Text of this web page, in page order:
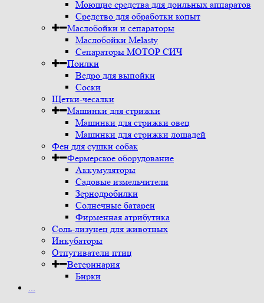
Моющие средства для доильных аппаратов
Средство для обработки копыт
Маслобойки и сепараторы
Маслобойки Melasty
Сепараторы МОТОР СИЧ
Поилки
Ведро для выпойки
Соски
Щетки-чесалки
Машинки для стрижки
Машинки для стрижки овец
Машинки для стрижки лошадей
Фен для сушки собак
Фермерское оборудование
Аккумуляторы
Садовые измельчители
Зернодробилки
Солнечные батареи
Фирменная атрибутика
Соль-лизунец для животных
Инкубаторы
Отпугиватели птиц
Ветеринария
Бирки
...